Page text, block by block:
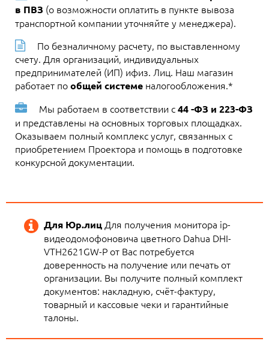
в ПВЗ (о возможности оплатить в пункте вывоза
транспортной компании уточняйте у менеджера).
По безналичному расчету, по выставленному
счету. Для организаций, индивидуальных
предпринимателей (ИП) ифиз. Лиц. Наш магазин
работает пообщей системе налогообложения.*
Мы работаем в соответствии с44 -ФЗ и 223-ФЗ
и представлены на основных торговых площадках.
Оказываем полный комплекс услуг, связанных с
приобретением Проектора и помощь в подготовке
конкурсной документации.
Для Юр.лицДля получения монитора ip-
видеодомофоновича цветного Dahua DHI-
VTH2621GW-P от Вас потребуется
доверенность на получение или печать от
организации. Вы получите полный комплект
документов: накладную, счёт-фактуру,
товарный и кассовые чеки и гарантийные
талоны.